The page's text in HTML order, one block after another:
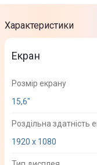
Характеристики
Екран
Розмір екрану
15,6"
Роздільна здатність
1920 x 1080